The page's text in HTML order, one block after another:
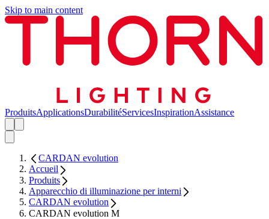
Skip to main content
ProduitsApplicationsDurabilitéServicesInspirationAssistance
CARDAN evolution
Accueil
Produits
Apparecchio di illuminazione per interni
CARDAN evolution
CARDAN evolution M